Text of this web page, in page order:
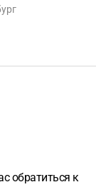
обратиться к